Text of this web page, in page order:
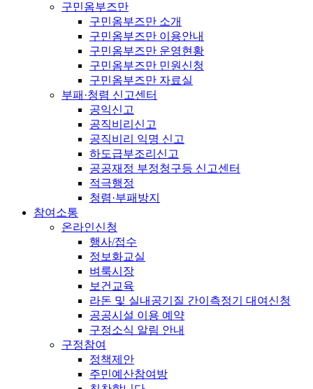
구민옴부즈만
구민옴부즈만 소개
구민옴부즈만 이용안내
구민옴부즈만 운영현황
구민옴부즈만 민원신청
구민옴부즈만 자료실
부패·청렴 신고센터
공익신고
공직비리신고
공직비리 익명 신고
하도급부조리신고
공공재정 부정청구등 신고센터
적극행정
청렴·부패방지
참여소통
온라인신청
행사/접수
정보화교실
벼룩시장
보건교육
라돈 및 실내공기질 간이측정기 대여신청
공공시설 이용 예약
구정소식 알림 안내
구정참여
정책제안
주민예산참여방